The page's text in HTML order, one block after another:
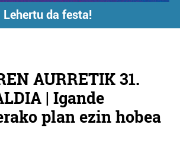
Lehertu da festa!
AURRETIK 31.
| Igande
plan ezin hobea